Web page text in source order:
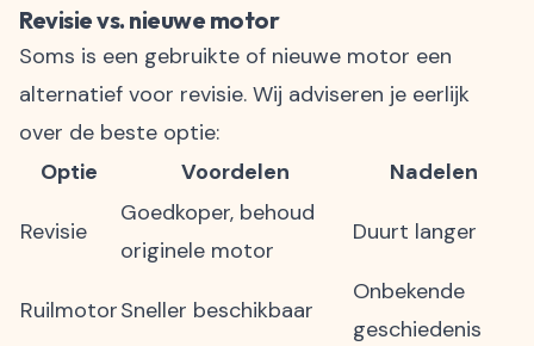
Revisie vs. nieuwe motor
Soms is een gebruikte of nieuwe motor een
alternatief voor revisie. Wij adviseren je eerlijk
over de beste optie:
Optie
Voordelen Nadelen
Revisie
Goedkoper, behoud
originele motor
Duurt langer
RuilmotorSneller beschikbaar
Onbekende
geschiedenis